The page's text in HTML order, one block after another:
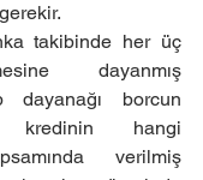
takibinde her üç
dayanmış
dayanağı borcun
kredinin hangi
verilmiş